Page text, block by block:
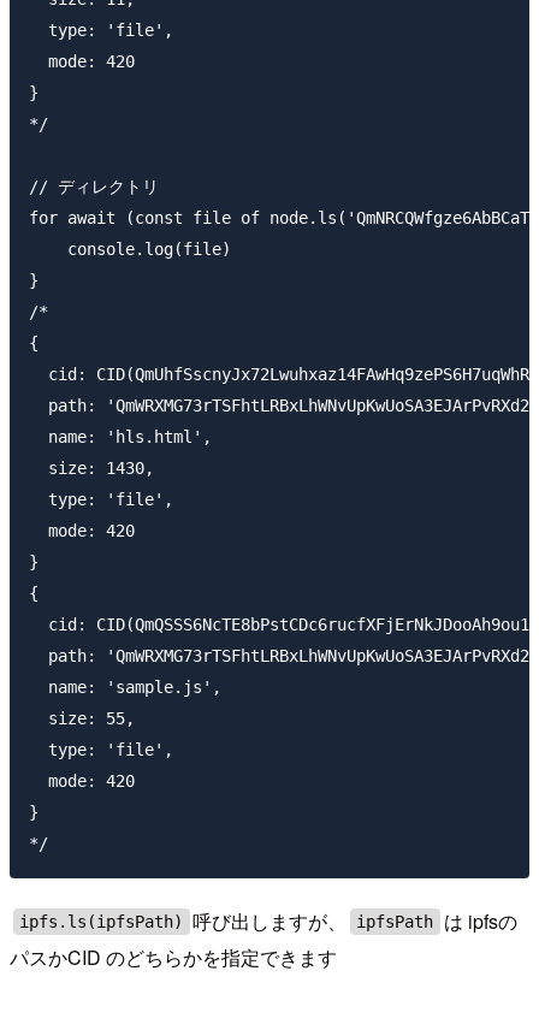
  type: 'file',
  mode: 420
}
*/
// ディレクトリ
for await (const file of
    console.log(file)
}
/*
{
cid:
path:
  name: 'hls.html',
  size: 1430,
  type: 'file',
  mode: 420
}
{
cid:
path:
  name: 'sample.js',
  size: 55,
  type: 'file',
  mode: 420
}
ipfs.ls(ipfsPath) 呼び出しますが、 ipfsPath
は ipfsの
パスかCID のどちらかを指定できます